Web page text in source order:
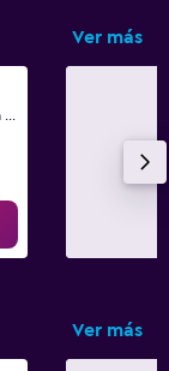
Ver más
Ver más